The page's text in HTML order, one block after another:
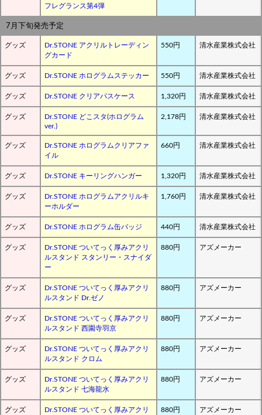
フレグランス第4弾
7月下旬発売予定
グッズ
Dr.STONE アクリルトレーディン
グカード
550円 清水産業株式会社
グッズ Dr.STONE ホログラムステッカー 550円 清水産業株式会社
グッズ Dr.STONE クリアパスケース 1,320円 清水産業株式会社
グッズ
Dr.STONE どこスタ(ホログラム
ver.)
2,178円 清水産業株式会社
グッズ
Dr.STONE ホログラムクリアファ
イル
660円 清水産業株式会社
グッズ Dr.STONE キーリングハンガー 1,320円 清水産業株式会社
グッズ
Dr.STONE ホログラムアクリルキ
ーホルダー
1,760円 清水産業株式会社
グッズ Dr.STONE ホログラム缶バッジ 440円 清水産業株式会社
グッズ
Dr.STONE ついてっく厚みアクリ
ルスタンド スタンリー・スナイダ
ー
880円 アズメーカー
グッズ
Dr.STONE ついてっく厚みアクリ
ルスタンド Dr.ゼノ
880円 アズメーカー
グッズ
Dr.STONE ついてっく厚みアクリ
ルスタンド 西園寺羽京
880円 アズメーカー
グッズ
Dr.STONE ついてっく厚みアクリ
ルスタンド クロム
880円 アズメーカー
グッズ
Dr.STONE ついてっく厚みアクリ
ルスタンド 七海龍水
880円 アズメーカー
グッズ
Dr.STONE ついてっく厚みアクリ
880円 アズメーカー